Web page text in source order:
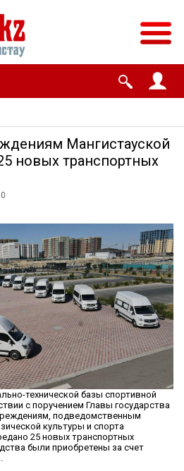
Мангистауской
новых транспортных
технической базы спортивной
с поручением Главы государства
подведомственным
культуры и спорта
25 новых транспортных
были приобретены за счет